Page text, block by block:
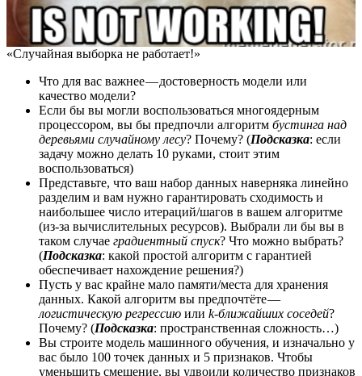
«Случайная выборка не работает!»
Что для вас важнее — достоверность модели или
качество модели?
Если бы вы могли воспользоваться многоядерным
процессором, вы бы предпочли алгоритм бустинга над
деревьями случайному лесу? Почему? (Подсказка: если
задачу можно делать 10 руками, стоит этим
воспользоваться)
Представьте, что ваш набор данных наверняка линейно
разделим и вам нужно гарантировать сходимость и
наибольшее число итераций/шагов в вашем алгоритме
(из-за вычислительных ресурсов). Выбрали ли бы вы в
таком случае градиентный спуск? Что можно выбрать?
(Подсказка: какой простой алгоритм с гарантией
обеспечивает нахождение решения?)
Пусть у вас крайне мало памяти/места для хранения
данных. Какой алгоритм вы предпочтёте —
логистическую регрессию или k-ближайших соседей?
Почему? (Подсказка: пространственная сложность…)
Вы строите модель машинного обучения, и изначально у
вас было 100 точек данных и 5 признаков. Чтобы
уменьшить смещение, вы удвоили количество признаков